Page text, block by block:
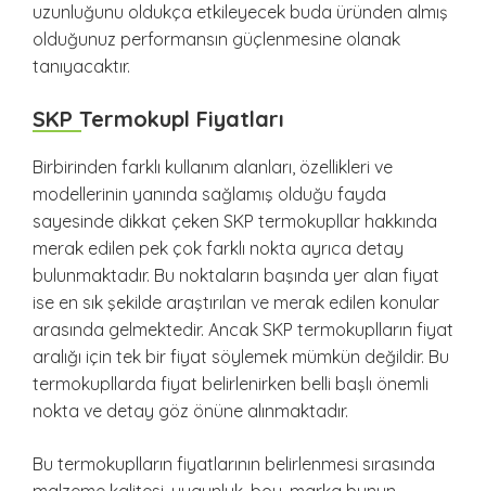
uzunluğunu oldukça etkileyecek buda üründen almış
olduğunuz performansın güçlenmesine olanak
tanıyacaktır.
SKP Termokupl Fiyatları
Birbirinden farklı kullanım alanları, özellikleri ve
modellerinin yanında sağlamış olduğu fayda
sayesinde dikkat çeken SKP termokupllar hakkında
merak edilen pek çok farklı nokta ayrıca detay
bulunmaktadır. Bu noktaların başında yer alan fiyat
ise en sık şekilde araştırılan ve merak edilen konular
arasında gelmektedir. Ancak SKP termokuplların fiyat
aralığı için tek bir fiyat söylemek mümkün değildir. Bu
termokupllarda fiyat belirlenirken belli başlı önemli
nokta ve detay göz önüne alınmaktadır.
Bu termokuplların fiyatlarının belirlenmesi sırasında